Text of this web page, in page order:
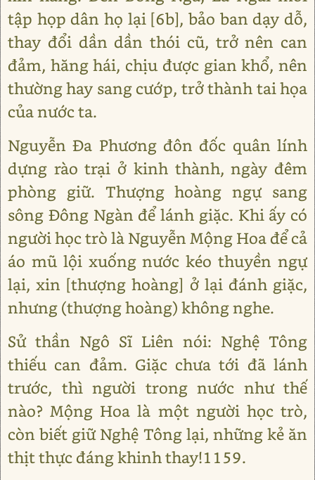
tập họp dân họ lại [6b], bảo ban dạy dỗ,
thay đổi dần dần thói cũ, trở nên can
đảm, hăng hái, chịu được gian khổ, nên
thường hay sang cướp, trở thành tai họa
của nước ta.
Nguyễn Đa Phương đôn đốc quân lính
dựng rào trại ở kinh thành, ngày đêm
phòng giữ. Thượng hoàng ngự sang
sông Đông Ngàn để lánh giặc. Khi ấy có
người học trò là Nguyễn Mộng Hoa để cả
áo mũ lội xuống nước kéo thuyền ngự
lại, xin [thượng hoàng] ở lại đánh giặc,
nhưng (thượng hoàng) không nghe.
Sử thần Ngô Sĩ Liên nói: Nghệ Tông
thiếu can đảm. Giặc chưa tới đã lánh
trước, thì người trong nước như thế
nào? Mộng Hoa là một người học trò,
còn biết giữ Nghệ Tông lại, những kẻ ăn
thịt thực đáng khinh thay!1159.